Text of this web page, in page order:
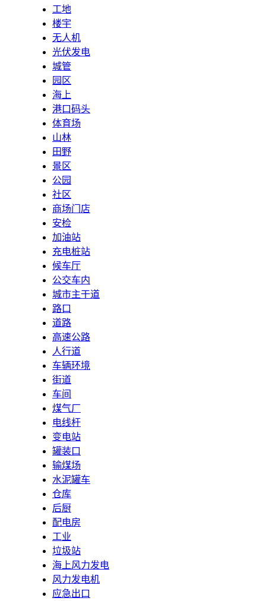
工地
楼宇
无人机
光伏发电
城管
园区
海上
港口码头
体育场
山林
田野
景区
公园
社区
商场门店
安检
加油站
充电桩站
候车厅
公交车内
城市主干道
路口
道路
高速公路
人行道
车辆环境
街道
车间
煤气厂
电线杆
变电站
罐装口
输煤场
水泥罐车
仓库
后厨
配电房
工业
垃圾站
海上风力发电
风力发电机
应急出口